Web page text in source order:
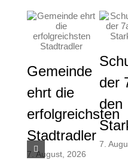
Gemeinde
ehrt die
erfolgreichsten
Stadtradler
7. August, 2026
der
den
7.